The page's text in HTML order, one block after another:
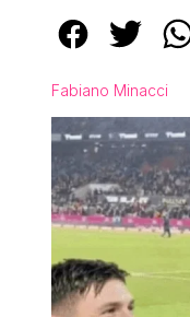
Fabiano Minacci